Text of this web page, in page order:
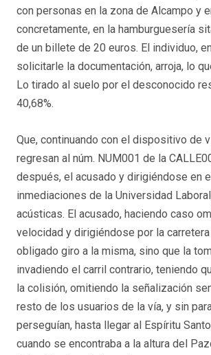
con personas en la zona de Alcampo y
concretamente, en la hamburguesería
de un billete de 20 euros. El individuo,
solicitarle la documentación, arroja, lo
Lo tirado al suelo por el desconocido
40,68%.
Que, continuando con el dispositivo de
regresan al núm. NUM001 de la
después, el acusado y dirigiéndose en
inmediaciones de la Universidad
acústicas. El acusado, haciendo caso
velocidad y dirigiéndose por la carretera
obligado giro a la misma, sino que la
invadiendo el carril contrario, teniendo
la colisión, omitiendo la señalización
resto de los usuarios de la vía, y sin
perseguían, hasta llegar al Espíritu
cuando se encontraba a la altura del